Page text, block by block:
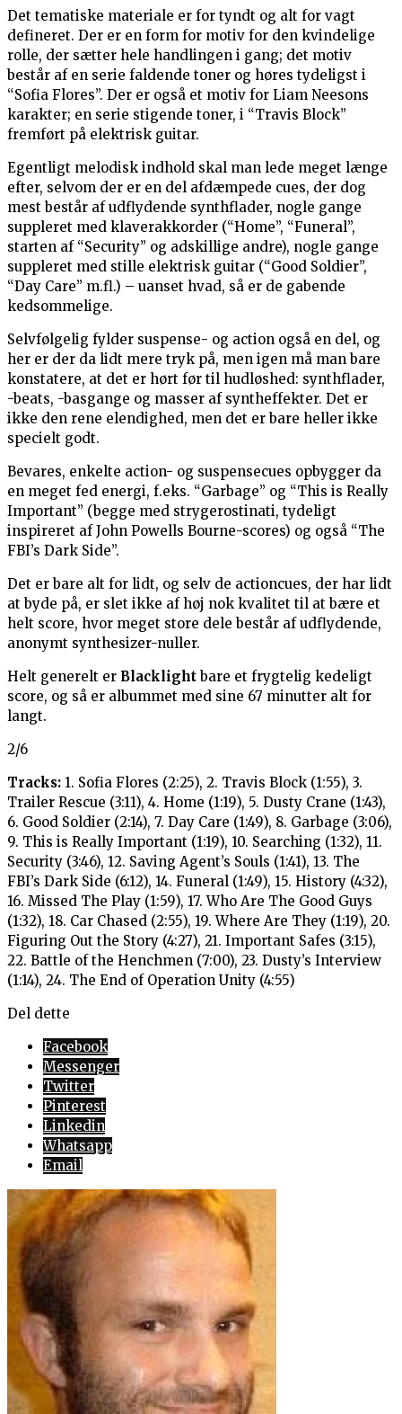
Det tematiske materiale er for tyndt og alt for vagt
defineret. Der er en form for motiv for den kvindelige
rolle, der sætter hele handlingen i gang; det motiv
består af en serie faldende toner og høres tydeligst i
“Sofia Flores”. Der er også et motiv for Liam Neesons
karakter; en serie stigende toner, i “Travis Block”
fremført på elektrisk guitar.
Egentligt melodisk indhold skal man lede meget længe
efter, selvom der er en del afdæmpede cues, der dog
mest består af udflydende synthflader, nogle gange
suppleret med klaverakkorder (“Home”, “Funeral”,
starten af “Security” og adskillige andre), nogle gange
suppleret med stille elektrisk guitar (“Good Soldier”,
“Day Care” m.fl.) – uanset hvad, så er de gabende
kedsommelige.
Selvfølgelig fylder suspense- og action også en del, og
her er der da lidt mere tryk på, men igen må man bare
konstatere, at det er hørt før til hudløshed: synthflader,
-beats, -basgange og masser af syntheffekter. Det er
ikke den rene elendighed, men det er bare heller ikke
specielt godt.
Bevares, enkelte action- og suspensecues opbygger da
en meget fed energi, f.eks. “Garbage” og “This is Really
Important” (begge med strygerostinati, tydeligt
inspireret af John Powells Bourne-scores) og også “The
FBI’s Dark Side”.
Det er bare alt for lidt, og selv de actioncues, der har lidt
at byde på, er slet ikke af høj nok kvalitet til at bære et
helt score, hvor meget store dele består af udflydende,
anonymt synthesizer-nuller.
Helt generelt er Blacklightbare et frygtelig kedeligt
score, og så er albummet med sine 67 minutter alt for
langt.
2/6
Tracks: 1. Sofia Flores (2:25), 2. Travis Block (1:55), 3.
Trailer Rescue (3:11), 4. Home (1:19), 5. Dusty Crane (1:43),
6. Good Soldier (2:14), 7. Day Care (1:49), 8. Garbage (3:06),
9. This is Really Important (1:19), 10. Searching (1:32), 11.
Security (3:46), 12. Saving Agent’s Souls (1:41), 13. The
FBI’s Dark Side (6:12), 14. Funeral (1:49), 15. History (4:32),
16. Missed The Play (1:59), 17. Who Are The Good Guys
(1:32), 18. Car Chased (2:55), 19. Where Are They (1:19), 20.
Figuring Out the Story (4:27), 21. Important Safes (3:15),
22. Battle of the Henchmen (7:00), 23. Dusty’s Interview
(1:14), 24. The End of Operation Unity (4:55)
Del dette
Facebook
Messenger
Twitter
Pinterest
Linkedin
Whatsapp
Email